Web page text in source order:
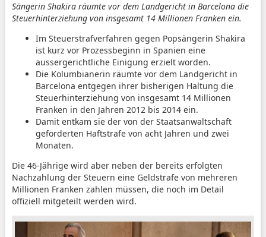
Sängerin Shakira räumte vor dem Landgericht in Barcelona die
Steuerhinterziehung von insgesamt 14 Millionen Franken ein.
Im Steuerstrafverfahren gegen Popsängerin Shakira
ist kurz vor Prozessbeginn in Spanien eine
aussergerichtliche Einigung erzielt worden.
Die Kolumbianerin räumte vor dem Landgericht in
Barcelona entgegen ihrer bisherigen Haltung die
Steuerhinterziehung von insgesamt 14 Millionen
Franken in den Jahren 2012 bis 2014 ein.
Damit entkam sie der von der Staatsanwaltschaft
geforderten Haftstrafe von acht Jahren und zwei
Monaten.
Die 46-Jährige wird aber neben der bereits erfolgten
Nachzahlung der Steuern eine Geldstrafe von mehreren
Millionen Franken zahlen müssen, die noch im Detail
offiziell mitgeteilt werden wird.